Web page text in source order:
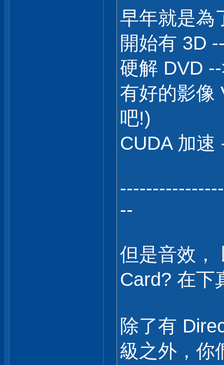
早年就是為
開始有 3D
硬解 DVD
有好的影像
吧!)
CUDA 加速
--
但是音效，
Card? 在下
除了有
級之外，你